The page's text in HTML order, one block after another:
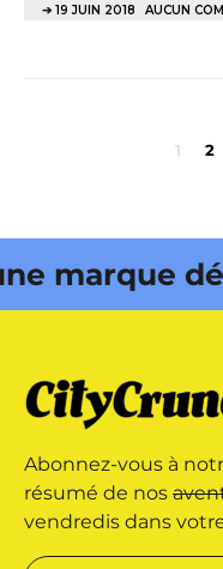
19 JUIN 2018 AUCUN
1 2
par
Abonnez-vous à
résumé de nos
vendredis dans